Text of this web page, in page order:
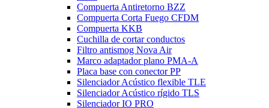
Compuerta Antiretorno BZZ
Compuerta Corta Fuego CFDM
Compuerta KKB
Cuchilla de cortar conductos
Filtro antismog Nova Air
Marco adaptador plano PMA-A
Placa base con conector PP
Silenciador Acústico flexible TLE
Silenciador Acústico rígido TLS
Silenciador IO PRO